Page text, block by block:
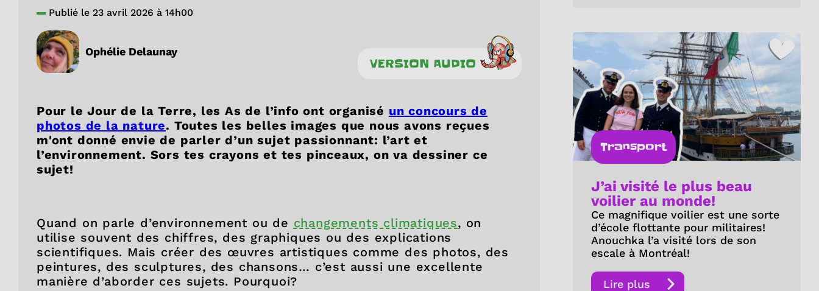
Publié le 23 avril 2026 à 14h00
Ophélie Delaunay
VERSION AUDIO
Pour le Jour de la Terre, les As de l’info ont organisé un concours de
photos de la nature. Toutes les belles images que nous avons reçues
m'ont donné envie de parler d’un sujet passionnant: l’art et
l’environnement. Sors tes crayons et tes pinceaux, on va dessiner ce
sujet!
Quand on parle d’environnement ou de changements climatiques, on
utilise souvent des chiffres, des graphiques ou des explications
scientifiques. Mais créer des œuvres artistiques comme des photos, des
peintures, des sculptures, des chansons… c’est aussi une excellente
manière d’aborder ces sujets. Pourquoi?
Transport
J’ai visité le plus beau
voilier au monde!
Ce magnifique voilier est une sorte
d’école flottante pour militaires!
Anouchka l’a visité lors de son
escale à Montréal!
Lire plus